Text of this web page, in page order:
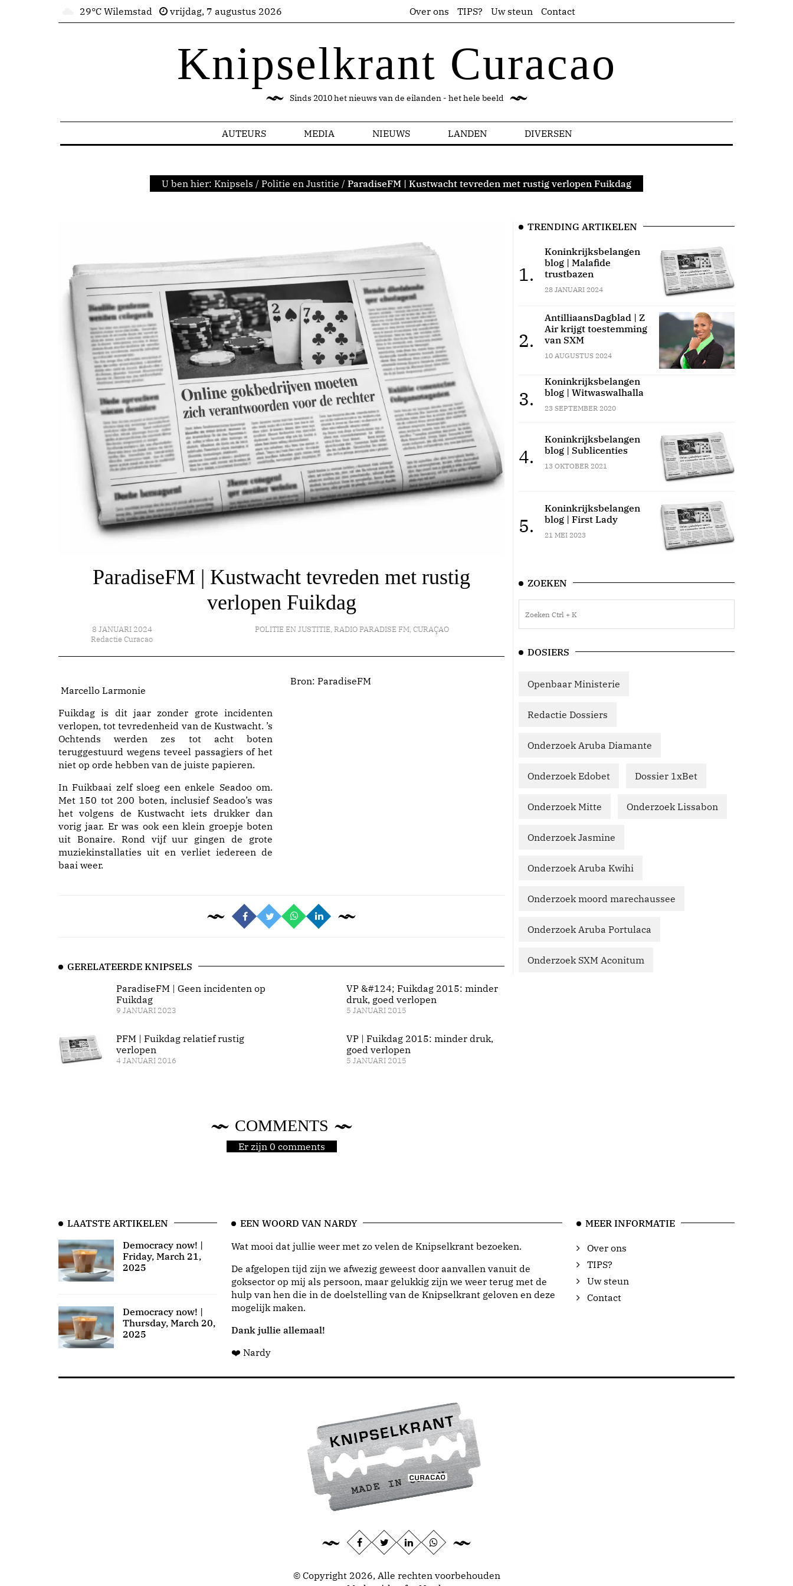
29°C Wilemstad vrijdag, 7 augustus 2026 Over ons TIPS? Uw steun Contact
Knipselkrant Curacao
Sinds 2010 het nieuws van de eilanden - het hele beeld
AUTEURS MEDIA NIEUWS LANDEN DIVERSEN
U ben hier: Knipsels / Politie en Justitie / ParadiseFM | Kustwacht tevreden met rustig verlopen Fuikdag
ParadiseFM | Kustwacht tevreden met rustig
verlopen Fuikdag
8 JANUARI 2024
Redactie Curacao
POLITIE EN JUSTITIE,RADIO PARADISE FM,CURAÇAO
Marcello Larmonie
Fuikdag is dit jaar zonder grote incidenten
verlopen, tot tevredenheid van de Kustwacht. ’s
Ochtends werden zes tot acht boten
teruggestuurd wegens teveel passagiers of het
niet op orde hebben van de juiste papieren.
In Fuikbaai zelf sloeg een enkele Seadoo om.
Met 150 tot 200 boten, inclusief Seadoo’s was
het volgens de Kustwacht iets drukker dan
vorig jaar. Er was ook een klein groepje boten
uit Bonaire. Rond vijf uur gingen de grote
muziekinstallaties uit en verliet iedereen de
baai weer.
Bron: ParadiseFM
GERELATEERDE KNIPSELS
ParadiseFM | Geen incidenten op
Fuikdag
9 JANUARI 2023
PFM | Fuikdag relatief rustig
verlopen
4 JANUARI 2016
VP &#124; Fuikdag 2015: minder
druk, goed verlopen
5 JANUARI 2015
VP | Fuikdag 2015: minder druk,
goed verlopen
5 JANUARI 2015
COMMENTS
Er zijn 0 comments
TRENDING ARTIKELEN
1.
Koninkrijksbelangen
blog | Malafide
trustbazen
28 JANUARI 2024
2.
AntilliaansDagblad | Z
Air krijgt toestemming
van SXM
10 AUGUSTUS 2024
3.
Koninkrijksbelangen
blog | Witwaswalhalla
23 SEPTEMBER 2020
4.
Koninkrijksbelangen
blog | Sublicenties
13 OKTOBER 2021
5.
Koninkrijksbelangen
blog | First Lady
21 MEI 2023
ZOEKEN
DOSIERS
Openbaar Ministerie
Redactie Dossiers
Onderzoek Aruba Diamante
Onderzoek Edobet Dossier 1xBet
Onderzoek Mitte Onderzoek Lissabon
Onderzoek Jasmine
Onderzoek Aruba Kwihi
Onderzoek moord marechaussee
Onderzoek Aruba Portulaca
Onderzoek SXM Aconitum
LAATSTE ARTIKELEN
Democracy now! |
Friday, March 21,
2025
Democracy now! |
Thursday, March 20,
2025
EEN WOORD VAN NARDY
Wat mooi dat jullie weer met zo velen de Knipselkrant bezoeken.
De afgelopen tijd zijn we afwezig geweest door aanvallen vanuit de
goksector op mij als persoon, maar gelukkig zijn we weer terug met de
hulp van hen die in de doelstelling van de Knipselkrant geloven en deze
mogelijk maken.
Dank jullie allemaal!
❤️ Nardy
MEER INFORMATIE
Over ons
TIPS?
Uw steun
Contact
© Copyright 2026, Alle rechten voorbehouden